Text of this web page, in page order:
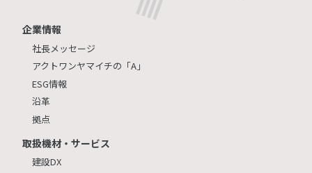
企業情報
社長メッセージ
アクトワンヤマイチの「A」
ESG情報
沿革
拠点
取扱機材・サービス
建設DX